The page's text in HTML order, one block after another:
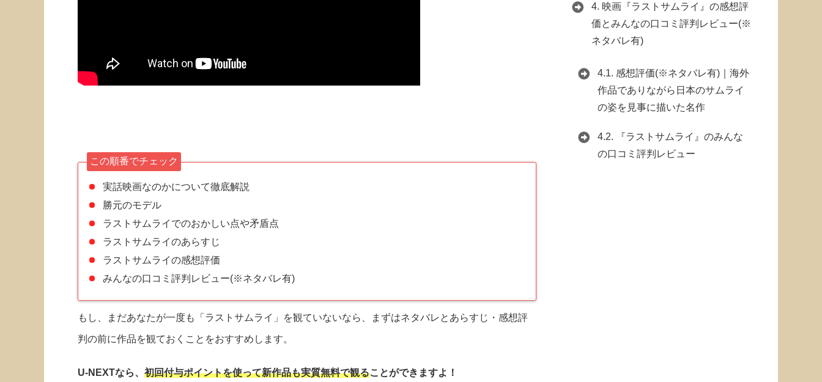
この順番でチェック
実話映画なのかについて徹底解説
勝元のモデル
ラストサムライでのおかしい点や矛盾点
ラストサムライのあらすじ
ラストサムライの感想評価
みんなの口コミ評判レビュー(※ネタバレ有)
もし、まだあなたが一度も「ラストサムライ」を観ていないなら、まずはネタバレとあらすじ・感想評
判の前に作品を観ておくことをおすすめします。
U-NEXTなら、 初回付与ポイントを使って新作品も実質無料で観ることができますよ！
4. 映画『ラストサムライ』の感想評
価とみんなの口コミ評判レビュー(※
ネタバレ有)
4.1. 感想評価(※ネタバレ有)｜海外
作品でありながら日本のサムライ
の姿を見事に描いた名作
4.2. 『ラストサムライ』のみんな
の口コミ評判レビュー